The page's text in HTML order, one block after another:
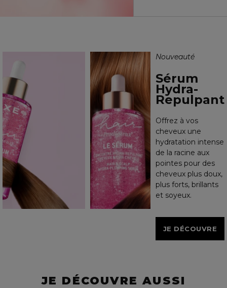
Nouveauté
Sérum
Hydra-
Repulpant
Offrez à vos
cheveux une
hydratation intense
de la racine aux
pointes pour des
cheveux plus doux,
plus forts, brillants
et soyeux.
JE DÉCOUVRE
JE DÉCOUVRE AUSSI